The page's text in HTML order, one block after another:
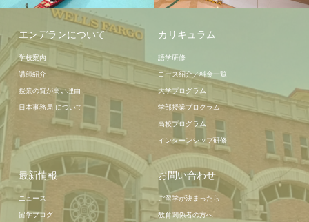
周辺情報 学校施設
エンデランについて
学校案内
講師紹介
授業の質が高い理由
日本事務局 について
カリキュラム
語学研修
コース紹介／料金一覧
大学プログラム
学部授業プログラム
高校プログラム
インターンシップ研修
最新情報
ニュース
留学ブログ
お問い合わせ
ご留学が決まったら
教育関係者の方へ